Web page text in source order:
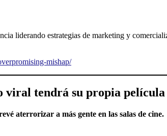
liderando estrategias de marketing y
mishap/
viral tendrá su propia
aterrorizar a más gente en las salas de cine.